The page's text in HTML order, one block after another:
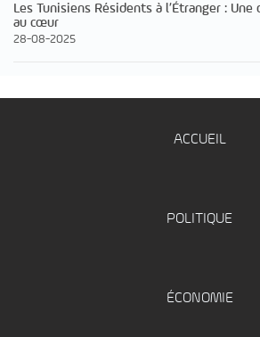
Les Tunisiens Résidents à l’Étranger : Une
au cœur
28-08-2025
ACCUEIL
POLITIQUE
ÉCONOMIE